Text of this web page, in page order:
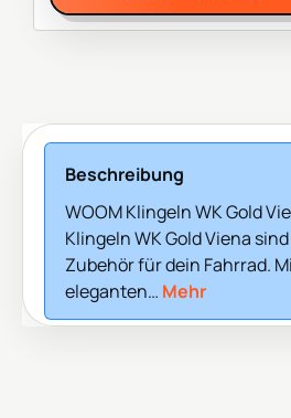
Beschreibung
WOOM Klingeln WK Gold
Klingeln WK Gold Viena
Zubehör für dein Fahrrad.
eleganten… Mehr